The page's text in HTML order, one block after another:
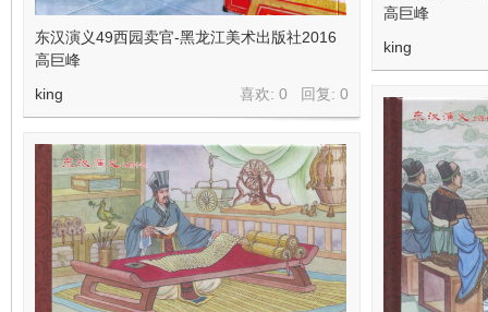
东汉演义49西园卖官-黑龙江美术出版社2016
高巨峰
喜欢: 0 回复: 0
king
高巨峰
king